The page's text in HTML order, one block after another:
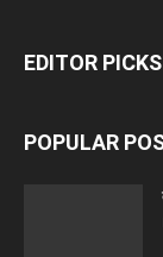
EDITOR PICKS
POPULAR